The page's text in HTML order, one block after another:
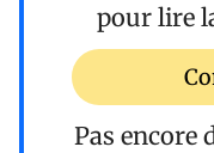
pour lire
Pas encore